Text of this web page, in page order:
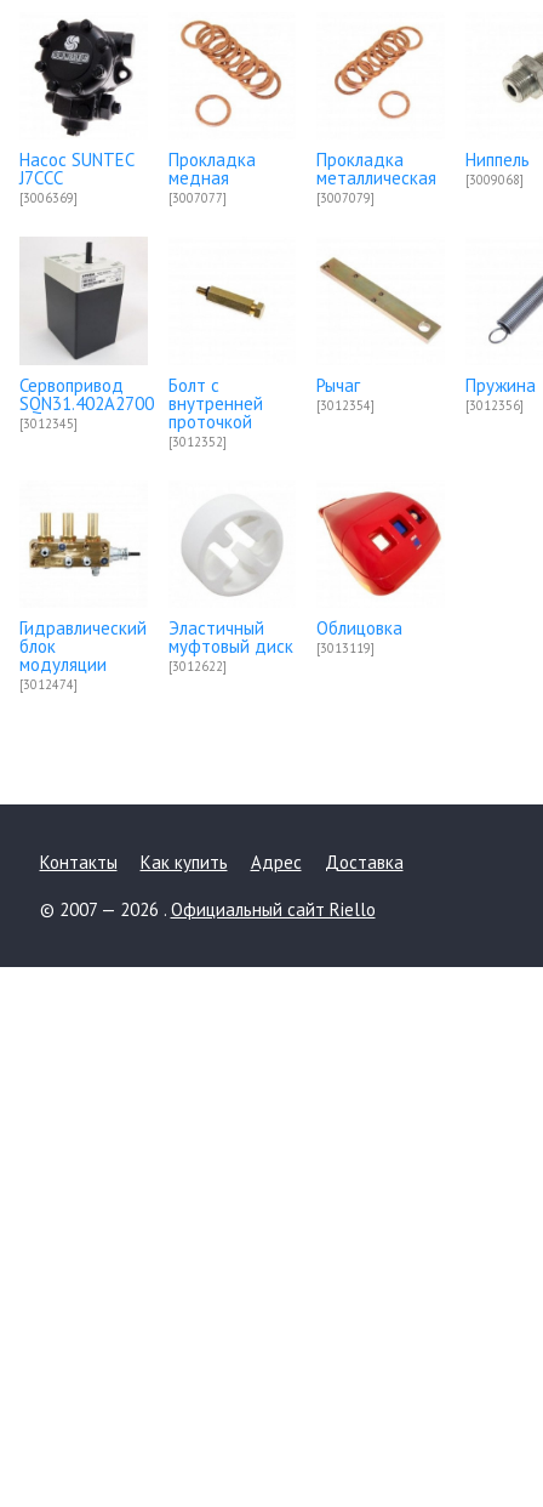
Насос SUNTEC
J7CCC
[3006369]
Прокладка
медная
[3007077]
Прокладка
металлическая
[3007079]
Ниппель
[3009068]
Сервопривод
SQN31.402A2700
[3012345]
Болт с
внутренней
проточкой
[3012352]
Рычаг
[3012354]
Пружина
[3012356]
Гидравлический
блок
модуляции
[3012474]
Эластичный
муфтовый диск
[3012622]
Облицовка
[3013119]
Контакты Как купить Адрес Доставка
© 2007 — 2026 . Официальный сайт Riello